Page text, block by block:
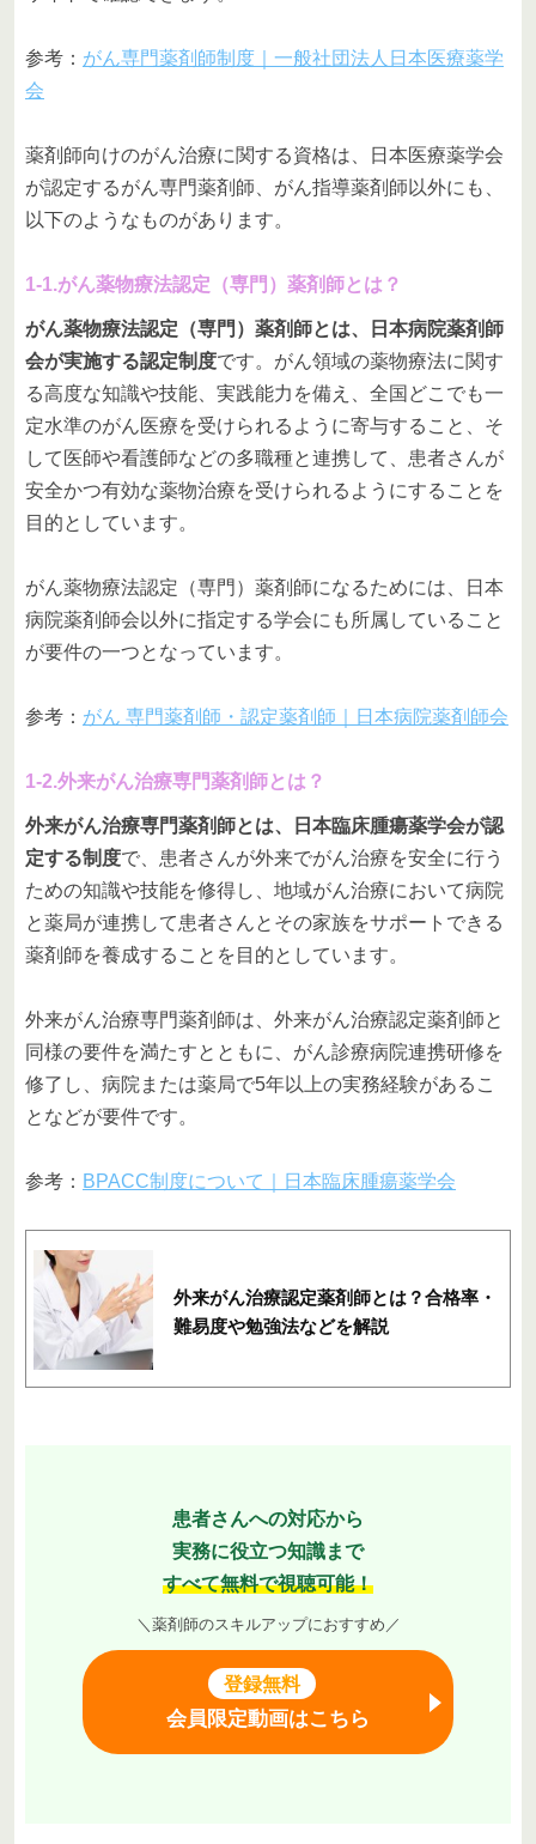
参考： がん専門薬剤師制度｜一般社団法人日本医療薬学
会
薬剤師向けのがん治療に関する資格は、日本医療薬学会
が認定するがん専門薬剤師、がん指導薬剤師以外にも、
以下のようなものがあります。
1-1.がん薬物療法認定（専門）薬剤師とは？
がん薬物療法認定（専門）薬剤師とは、日本病院薬剤師
会が実施する認定制度です。がん領域の薬物療法に関す
る高度な知識や技能、実践能力を備え、全国どこでも一
定水準のがん医療を受けられるように寄与すること、そ
して医師や看護師などの多職種と連携して、患者さんが
安全かつ有効な薬物治療を受けられるようにすることを
目的としています。
がん薬物療法認定（専門）薬剤師になるためには、日本
病院薬剤師会以外に指定する学会にも所属していること
が要件の一つとなっています。
参考： がん 専門薬剤師・認定薬剤師｜日本病院薬剤師会
1-2.外来がん治療専門薬剤師とは？
外来がん治療専門薬剤師とは、日本臨床腫瘍薬学会が認
定する制度で、患者さんが外来でがん治療を安全に行う
ための知識や技能を修得し、地域がん治療において病院
と薬局が連携して患者さんとその家族をサポートできる
薬剤師を養成することを目的としています。
外来がん治療専門薬剤師は、外来がん治療認定薬剤師と
同様の要件を満たすとともに、がん診療病院連携研修を
修了し、病院または薬局で5年以上の実務経験があるこ
となどが要件です。
参考： BPACC制度について｜日本臨床腫瘍薬学会
外来がん治療認定薬剤師とは？合格率・
難易度や勉強法などを解説
患者さんへの対応から
実務に役立つ知識まで
すべて無料で視聴可能！
＼薬剤師のスキルアップにおすすめ／
登録無料
会員限定動画はこちら